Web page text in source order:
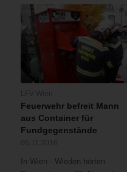
Feuerwehr befreit Mann
aus Container für
Fundgegenstände
In Wien - Wieden hörten